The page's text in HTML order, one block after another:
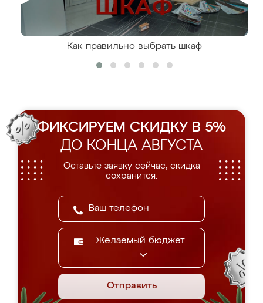
Как правильно выбрать шкаф
ФИКСИРУЕМ СКИДКУ В 5%
ДО КОНЦА АВГУСТА
Оставьте заявку сейчас, скидка
сохранится.
Желаемый бюджет
Отправить